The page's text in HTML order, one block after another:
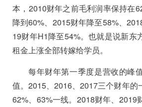
本，2010财年之前毛利润率保持在
降到60%、2015财年降至58%、
19财年H1降至54%。也就是说新东
租金上涨全部转嫁给学员。
每年财年第一季度是营收的峰
值。2015、2016、2017三个财年的
62%、63%一线。2018财年、2019